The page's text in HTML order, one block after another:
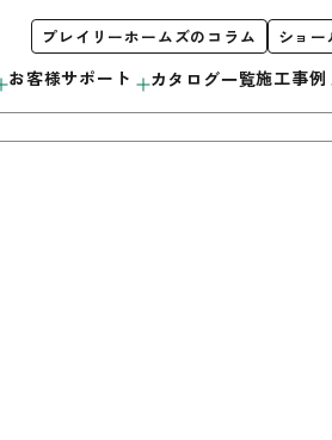
お客様サポート カタログ一覧施工事例
プレイリーホームズのコラム ショー